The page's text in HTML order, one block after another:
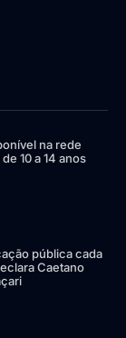
na rede
10 a 14 anos
pública cada
Caetano